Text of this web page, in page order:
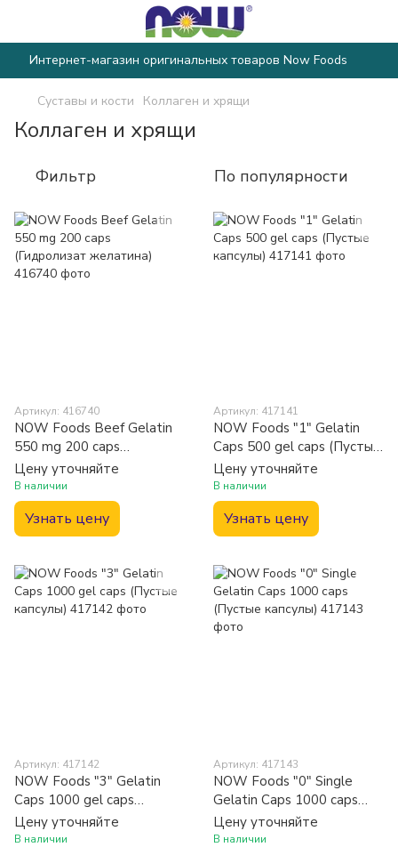
Интернет-магазин оригинальных товаров Now Foods
Суставы и кости Коллаген и хрящи
Коллаген и хрящи
Фильтр По популярности
Артикул: 416740
NOW Foods Beef Gelatin
550 mg 200 caps
(Гидролизат желатина)
Цену уточняйте
В наличии
Узнать цену
Артикул: 417141
NOW Foods "1" Gelatin
Caps 500 gel caps (Пустые
капсулы)
Цену уточняйте
В наличии
Узнать цену
Артикул: 417142
NOW Foods "3" Gelatin
Caps 1000 gel caps
(Пустые капсулы)
Цену уточняйте
В наличии
Артикул: 417143
NOW Foods "0" Single
Gelatin Caps 1000 caps
(Пустые капсулы)
Цену уточняйте
В наличии